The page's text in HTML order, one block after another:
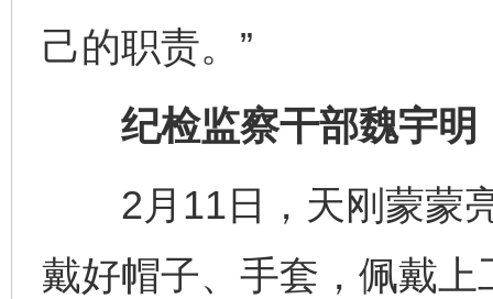
己的职责。”
纪检监察干部魏宇明
2月11日，天刚蒙蒙亮
戴好帽子、手套，佩戴